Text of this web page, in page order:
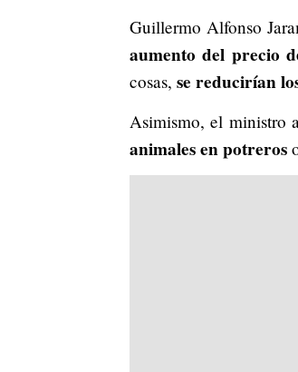
Guillermo Alfonso
aumento del precio
cosas, se reducirían
Asimismo, el ministro
animales en potreros